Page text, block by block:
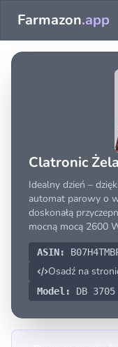
Farmazon.app
Clatronic
Idealny dzień –
automat parowy o
doskonałą
mocną mocą 2600
Wielofunkcyjność –
4-stopniowa
ASIN:
Osadź na
Model:
DB 3705